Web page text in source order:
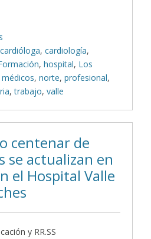
cardióloga,cardiología,
,hospital, Los
médicos,norte,profesional,
,trabajo,valle
centenar de
se actualizan en
el Hospital Valle
y RR.SS